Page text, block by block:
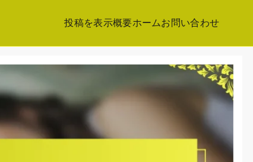
投稿を表示概要ホームお問い合わせ